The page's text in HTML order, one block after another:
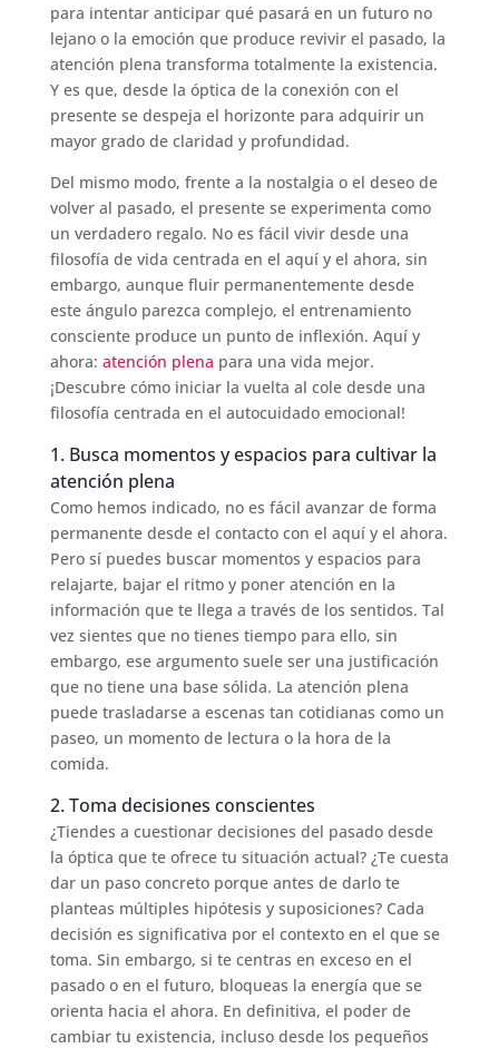
para intentar anticipar qué pasará en un futuro no
lejano o la emoción que produce revivir el pasado, la
atención plena transforma totalmente la existencia.
Y es que, desde la óptica de la conexión con el
presente se despeja el horizonte para adquirir un
mayor grado de claridad y profundidad.
Del mismo modo, frente a la nostalgia o el deseo de
volver al pasado, el presente se experimenta como
un verdadero regalo. No es fácil vivir desde una
filosofía de vida centrada en el aquí y el ahora, sin
embargo, aunque fluir permanentemente desde
este ángulo parezca complejo, el entrenamiento
consciente produce un punto de inflexión. Aquí y
ahora: atención plena para una vida mejor.
¡Descubre cómo iniciar la vuelta al cole desde una
filosofía centrada en el autocuidado emocional!
1. Busca momentos y espacios para cultivar la
atención plena
Como hemos indicado, no es fácil avanzar de forma
permanente desde el contacto con el aquí y el ahora.
Pero sí puedes buscar momentos y espacios para
relajarte, bajar el ritmo y poner atención en la
información que te llega a través de los sentidos. Tal
vez sientes que no tienes tiempo para ello, sin
embargo, ese argumento suele ser una justificación
que no tiene una base sólida. La atención plena
puede trasladarse a escenas tan cotidianas como un
paseo, un momento de lectura o la hora de la
comida.
2. Toma decisiones conscientes
¿Tiendes a cuestionar decisiones del pasado desde
la óptica que te ofrece tu situación actual? ¿Te cuesta
dar un paso concreto porque antes de darlo te
planteas múltiples hipótesis y suposiciones? Cada
decisión es significativa por el contexto en el que se
toma. Sin embargo, si te centras en exceso en el
pasado o en el futuro, bloqueas la energía que se
orienta hacia el ahora. En definitiva, el poder de
cambiar tu existencia, incluso desde los pequeños